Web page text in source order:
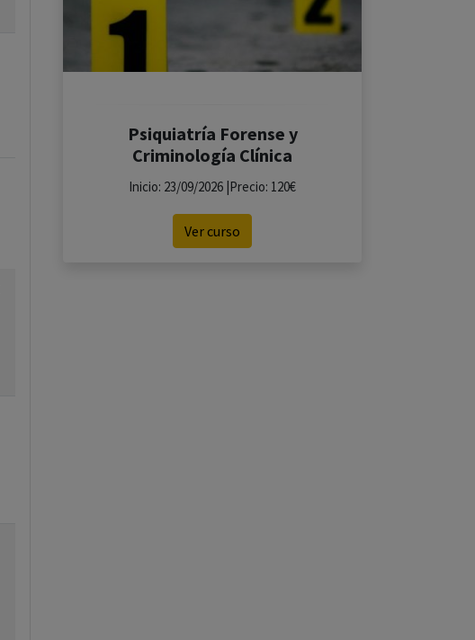
Psiquiatría Forense y
Criminología Clínica
Inicio: 23/09/2026 |Precio: 120€
Ver curso